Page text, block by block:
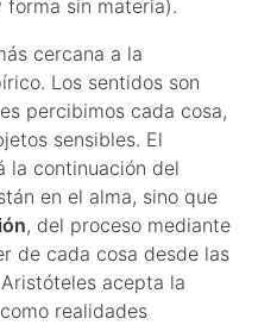
forma sin materia).
cercana a la
Los sentidos son
percibimos cada cosa,
sensibles. El
la continuación del
en el alma, sino que
, del proceso mediante
de cada cosa desde las
acepta la
realidades